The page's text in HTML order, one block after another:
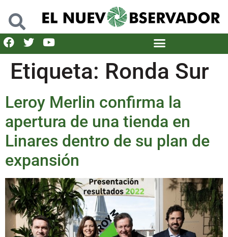
Etiqueta: Ronda Sur
Leroy Merlin confirma la
apertura de una tienda en
Linares dentro de su plan de
expansión